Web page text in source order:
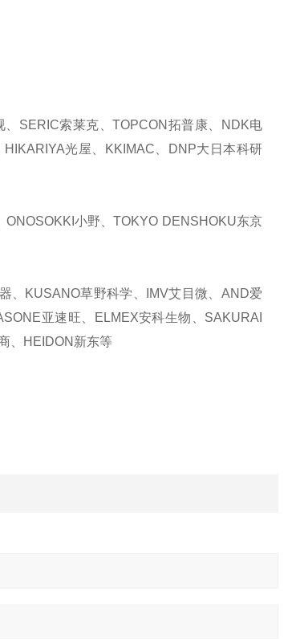
SERIC索莱克、TOPCON拓普康、NDK电
光屋、KKIMAC、DNP大日本科研
小野、TOKYO DENSHOKU东京
、KUSANO草野科学、IMV艾目微、AND爱
亚速旺、ELMEX安科生物、SAKURAI
、HEIDON新东等